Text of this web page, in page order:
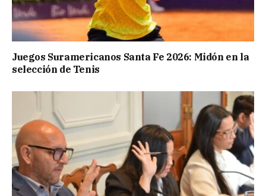
Juegos Suramericanos Santa Fe 2026: Midón en la
selección de Tenis